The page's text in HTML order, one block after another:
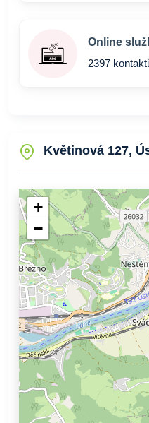
Online
2397
Květinová 127,
+
−